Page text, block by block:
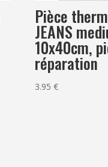
Pièce
JEANS
10x40cm,
réparation
3.95€